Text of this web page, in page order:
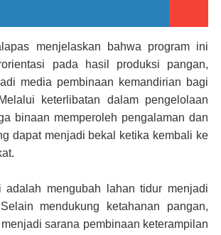
menjelaskan bahwa program ini
pada hasil produksi pangan,
media pembinaan kemandirian bagi
keterlibatan dalam pengelolaan
binaan memperoleh pengalaman dan
dapat menjadi bekal ketika kembali ke
adalah mengubah lahan tidur menjadi
mendukung ketahanan pangan,
sarana pembinaan keterampilan